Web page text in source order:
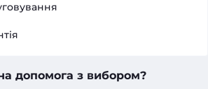
допомога з вибором?